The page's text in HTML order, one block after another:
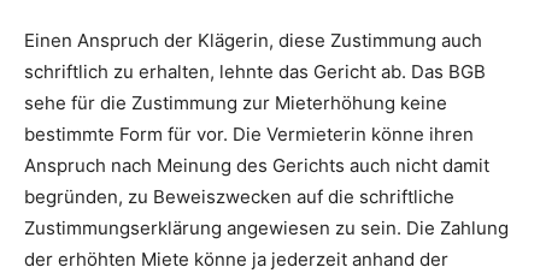
Einen Anspruch der Klägerin, diese Zustimmung auch
schriftlich zu erhalten, lehnte das Gericht ab. Das BGB
sehe für die Zustimmung zur Mieterhöhung keine
bestimmte Form für vor. Die Vermieterin könne ihren
Anspruch nach Meinung des Gerichts auch nicht damit
begründen, zu Beweiszwecken auf die schriftliche
Zustimmungserklärung angewiesen zu sein. Die Zahlung
der erhöhten Miete könne ja jederzeit anhand der